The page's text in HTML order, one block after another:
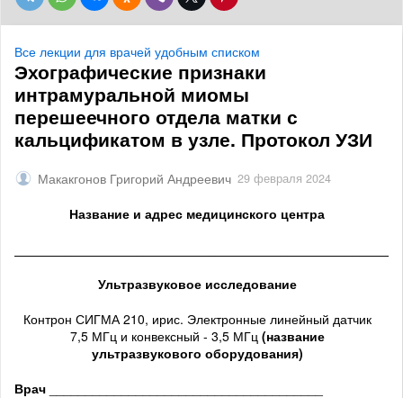
Все лекции для врачей удобным списком
Эхографические признаки
интрамуральной миомы
перешеечного отдела матки с
кальцификатом в узле. Протокол УЗИ
Макакгонов Григорий Андреевич 29 февраля 2024
Название и адрес медицинского центра
Ультразвуковое исследование
Контрон СИГМА 210, ирис. Электронные линейный датчик
7,5 МГц и конвексный - 3,5 МГц(название
ультразвукового оборудования)
Врач